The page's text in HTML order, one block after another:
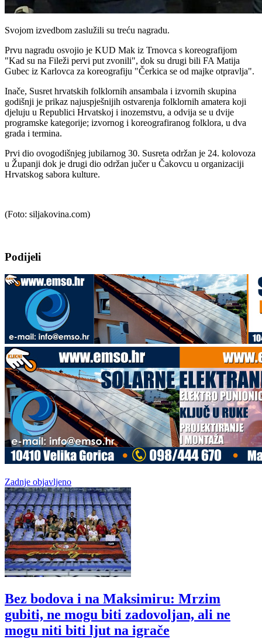
Svojom izvedbom zaslužili su treću nagradu.
Prvu nagradu osvojio je KUD Mak iz Trnovca s koreografijom
"Kad su na Fileži pervi put zvonili", dok su drugi bili FA Matija
Gubec iz Karlovca za koreografiju "Čerkica se od majke otpravlja".
Inače, Susret hrvatskih folklornih ansambala i izvornih skupina
godišnji je prikaz najuspješnijih ostvarenja folklornih amatera koji
djeluju u Republici Hrvatskoj i inozemstvu, a odvija se u dvije
programske kategorije; izvornog i koreografiranog folklora, u dva
grada i termina.
Prvi dio ovogodišnjeg jubilarnog 30. Susreta održan je 24. kolovoza
u Županji dok je drugi dio održan jučer u Čakovcu u organizaciji
Hrvatskog sabora kulture.
(Foto: siljakovina.com)
Podijeli
Zadnje objavljeno
Bez bodova i na Maksimiru: Mrzim
gubiti, ne mogu biti zadovoljan, ali ne
mogu niti biti ljut na igrače